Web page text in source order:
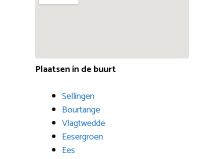
Plaatsen in de buurt
Sellingen
Bourtange
Vlagtwedde
Eesergroen
Ees